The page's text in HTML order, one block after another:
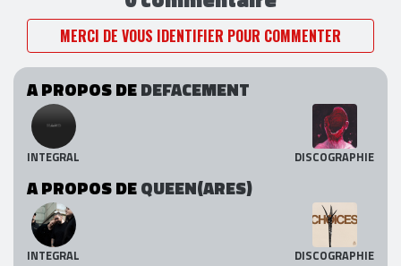
MERCI DE VOUS IDENTIFIER POUR COMMENTER
A PROPOS DEDEFACEMENT
INTEGRAL DISCOGRAPHIE
A PROPOS DEQUEEN(ARES)
INTEGRAL DISCOGRAPHIE